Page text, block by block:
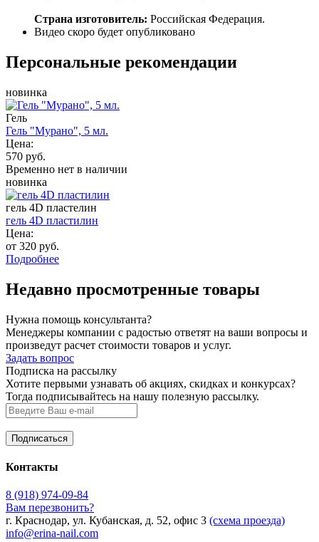
Страна изготовитель: Российская Федерация.
Видео скоро будет опубликовано
Персональные рекомендации
новинка
Гель
Гель "Мурано", 5 мл.
Цена:
570 руб.
Временно нет в наличии
новинка
гель 4D пластелин
гель 4D пластилин
Цена:
от 320 руб.
Подробнее
Недавно просмотренные товары
Нужна помощь консультанта?
Менеджеры компании с радостью ответят на ваши вопросы и
произведут расчет стоимости товаров и услуг.
Задать вопрос
Подписка на рассылку
Хотите первыми узнавать об акциях, скидках и конкурсах?
Тогда подписывайтесь на нашу полезную рассылку.
Контакты
8 (918) 974-09-84
Вам перезвонить?
г. Краснодар, ул. Кубанская, д. 52, офис 3 (схема проезда)
info@erina-nail.com